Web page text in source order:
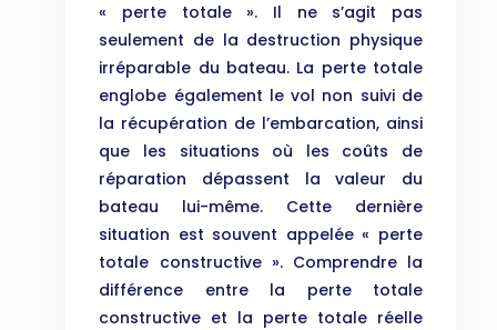
« perte totale ». Il ne s’agit pas
seulement de la destruction physique
irréparable du bateau. La perte totale
englobe également le vol non suivi de
la récupération de l’embarcation, ainsi
que les situations où les coûts de
réparation dépassent la valeur du
bateau lui-même. Cette dernière
situation est souvent appelée « perte
totale constructive ». Comprendre la
différence entre la perte totale
constructive et la perte totale réelle